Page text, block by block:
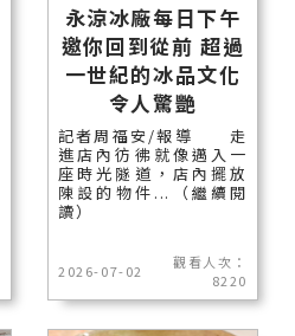
永涼冰廠每日下午
邀你回到從前 超過
一世紀的冰品文化
令人驚艷
記者周福安/報導 走
進店內彷彿就像邁入一
座時光隧道，店內擺放
陳設的物件...（繼續閱
讀）
2026-07-02
觀看人次：
8220